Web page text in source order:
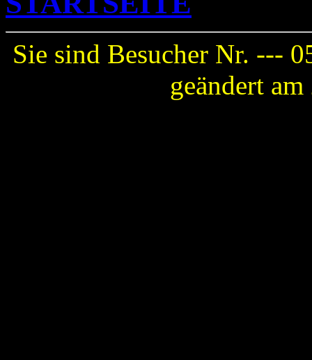
Sie sind Besucher Nr. ---
geändert